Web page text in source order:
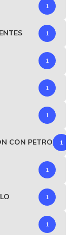
1
1
1
1
1
CON PETRO 1
1
1
1